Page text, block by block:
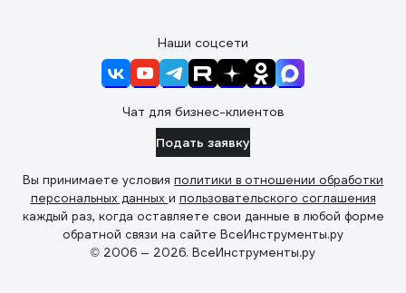
Наши соцсети
Чат для бизнес-клиентов
Подать заявку
Вы принимаете условия политики в отношении обработки
персональных данных и пользовательского соглашения
каждый раз, когда оставляете свои данные в любой форме
обратной связи на сайте ВсеИнструменты.ру
© 2006 — 2026. ВсеИнструменты.ру